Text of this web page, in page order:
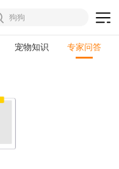
宠物知识 专家问答